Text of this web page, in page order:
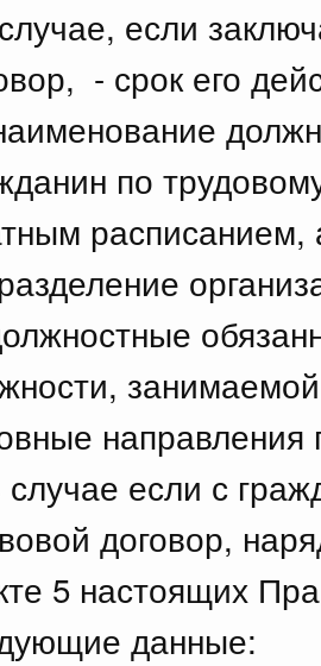
если
- срок его
по
расписанием,
если с
договор,
5 настоящих
данные: